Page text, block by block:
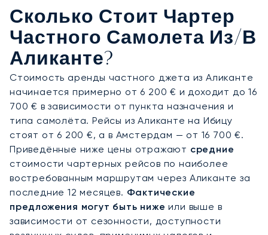
загородные поместья или яхтенные порты в
Дении, Кальпе или Санта-Поле. На борту
частного джета вас ждут просторные кресла,
изысканные блюда и абсолютная
конфиденциальность. Это направление часто
выбирают для летних яхтенных путешествий на
остров Табарка или для продолжительного
отдыха на виллах на юго-восточном побережье
Испании.
Обладая двадцатилетним опытом, LunaJets
стала первым европейским брокером частной
авиации, получившим сертификат Argus®, что
подтверждает нашу приверженность
безопасности, надёжности и гибкости. Мы
гарантированно получаем слоты на прибытие в
Сколько Стоит Чартер
Частного Самолета Из/в
Аликанте?
Стоимость аренды частного джета из Аликанте
начинается примерно от 6 200 € и доходит до 16
700 € в зависимости от пункта назначения и
типа самолёта. Рейсы из Аликанте на Ибицу
стоят от 6 200 €, а в Амстердам — от 16 700 €.
Приведённые ниже цены отражают средние
стоимости чартерных рейсов по наиболее
востребованным маршрутам через Аликанте за
последние 12 месяцев. Фактические
предложения могут быть ниже или выше в
зависимости от сезонности, доступности